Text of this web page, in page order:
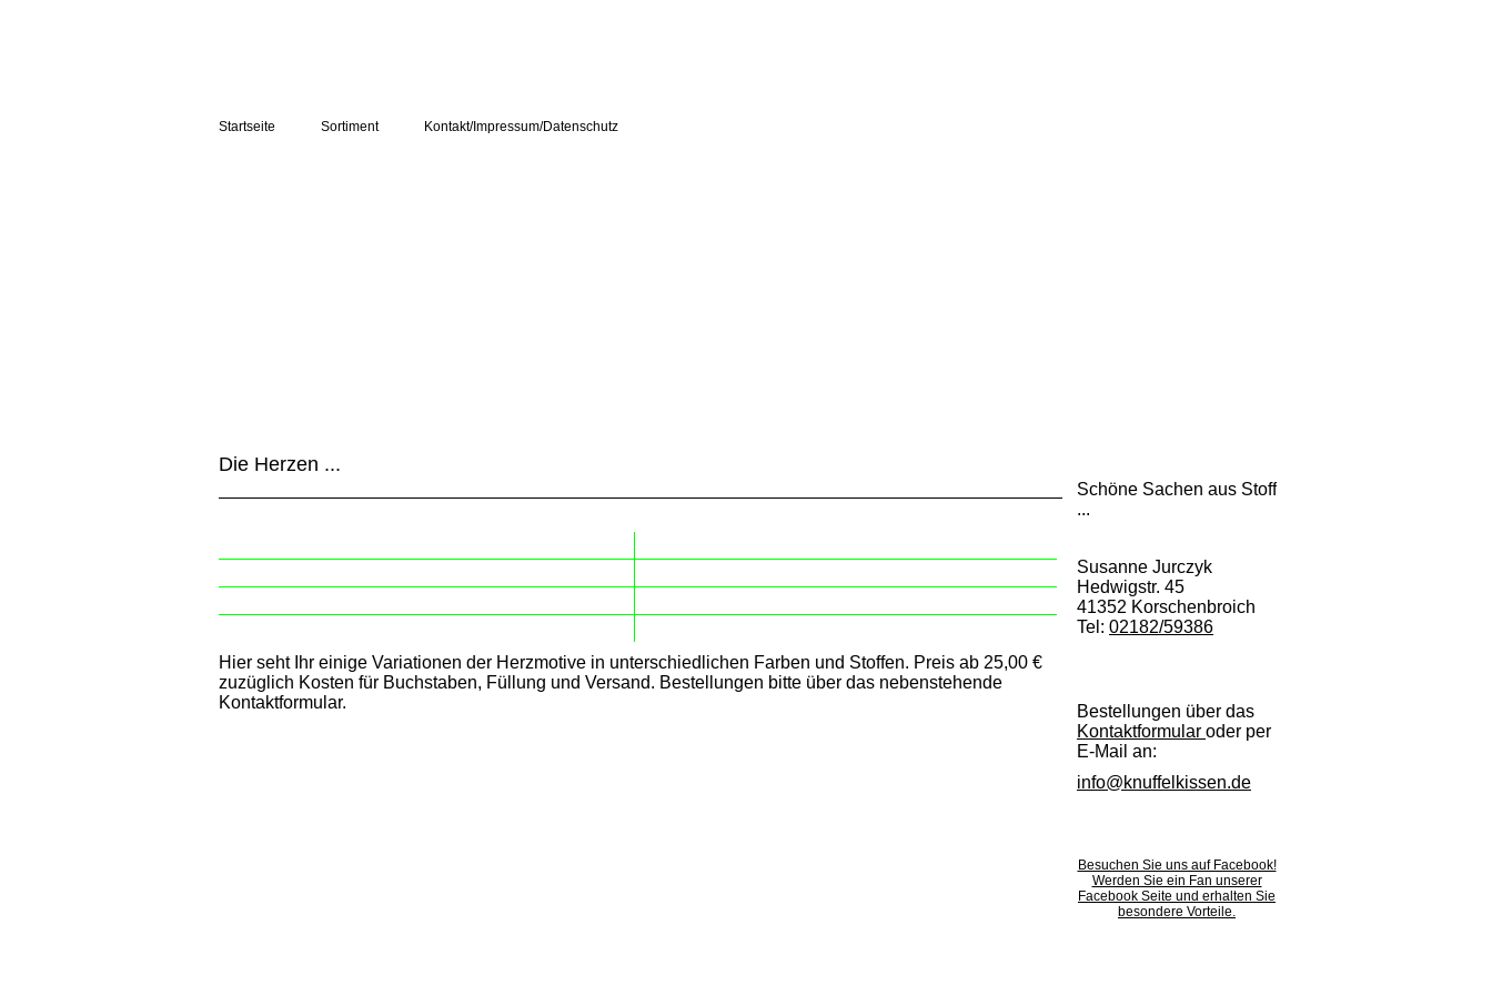
Startseite Sortiment Kontakt/Impressum/Datenschutz
Die Herzen ...
Hier seht Ihr einige Variationen der Herzmotive in unterschiedlichen Farben und Stoffen. Preis ab 25,00 €
zuzüglich Kosten für Buchstaben, Füllung und Versand. Bestellungen bitte über das nebenstehende
Kontaktformular.
Schöne Sachen aus Stoff
...
Susanne Jurczyk
Hedwigstr. 45
41352 Korschenbroich
Tel: 02182/59386
Bestellungen über das
Kontaktformular oder per
E-Mail an:
info@knuffelkissen.de
Besuchen Sie uns auf Facebook!
Werden Sie ein Fan unserer
Facebook Seite und erhalten Sie
besondere Vorteile.